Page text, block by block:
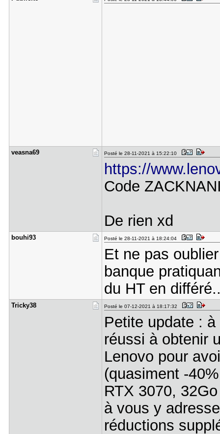
veasna69 Posté le 28-11-2021 à 15:22:10
https://
Code
De rien xd
bouhi93 Posté le 28-11-2021 à 18:24:04
Et ne pas
banque
du HT en
Tricky38 Posté le 07-12-2021 à 18:17:32
Petite update :
réussi à obtenir
Lenovo pour
(quasiment -
RTX 3070,
à vous y
réductions